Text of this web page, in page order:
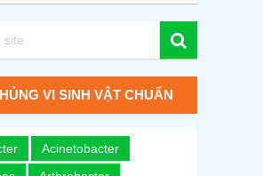
VI SINH VẬT CHUẨN
Acinetobacter